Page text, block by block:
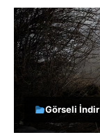
Görseli İndir